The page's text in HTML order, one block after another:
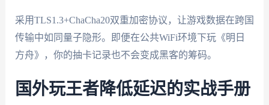
采用TLS1.3+ChaCha20双重加密协议，让游戏数据在跨国
传输中如同量子隐形。即便在公共WiFi环境下玩《明日
方舟》，你的抽卡记录也不会变成黑客的筹码。
国外玩王者降低延迟的实战手册